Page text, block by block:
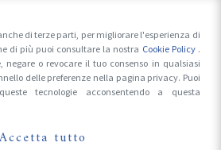
Stampa e Fotografi
Us On
di terze parti, per migliorare l'esperienza di
di più puoi consultare la nostra Cookie Policy .
negare o revocare il tuo consenso in qualsiasi
delle preferenze nella pagina privacy. Puoi
tecnologie acconsentendo a questa
Accetta tutto